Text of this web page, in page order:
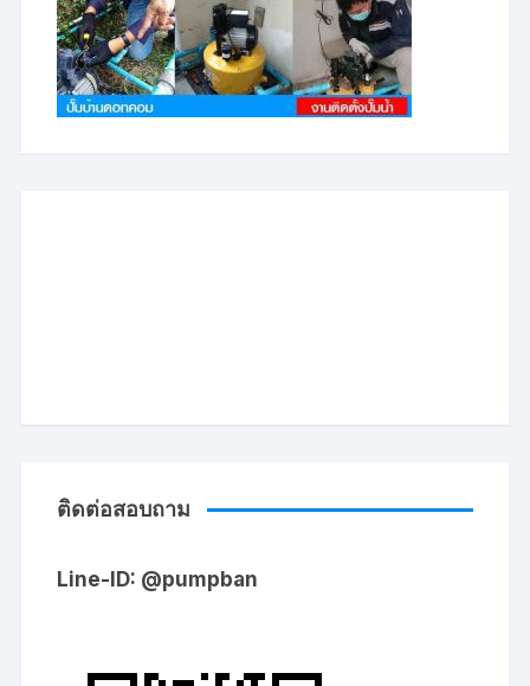
ติดต่อสอบถาม
Line-ID: @pumpban